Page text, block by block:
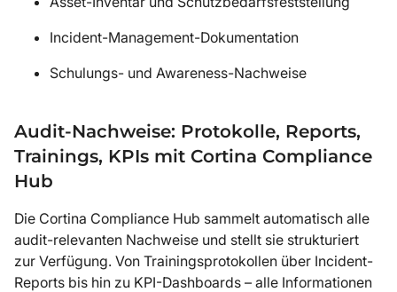
Incident-Management-Dokumentation
Schulungs- und Awareness-Nachweise
Audit-Nachweise: Protokolle, Reports,
Trainings, KPIs mit Cortina Compliance
Hub
Die Cortina Compliance Hub sammelt automatisch alle
audit-relevanten Nachweise und stellt sie strukturiert
zur Verfügung. Von Trainingsprotokollen über Incident-
Reports bis hin zu KPI-Dashboards – alle Informationen